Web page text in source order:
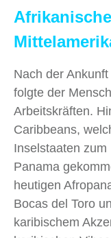
Nach der
folgte der
Arbeitskräften.
Caribbeans,
Inselstaaten
Panama
heutigen
Bocas del Toro
karibischem